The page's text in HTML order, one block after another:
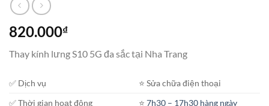
820.000₫
Thay kính lưng S10 5G đa sắc tại Nha Trang
✅ Dịch vụ
⭐️ Sửa chữa điện thoại
✅ Thời gian hoạt động
⭐️7h30 – 17h30 hàng ngày